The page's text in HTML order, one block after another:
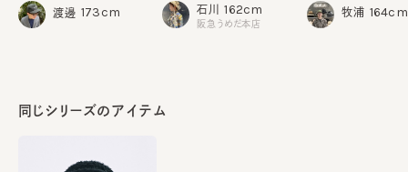
同じシリーズのアイテム
渡邊 173cm 石川 162cm
阪急うめだ本店
牧浦 164cm